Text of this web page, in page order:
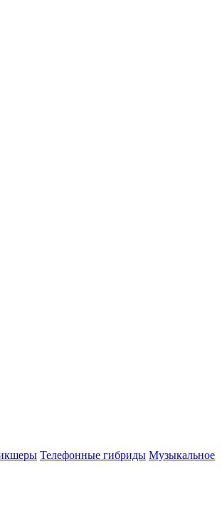
Телефонные гибриды Музыкальное